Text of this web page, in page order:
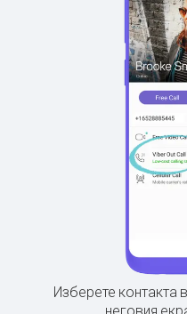
Изберете контакта
неговия